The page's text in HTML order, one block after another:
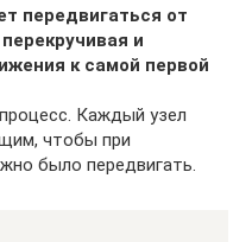
передвигаться от
и
к самой первой
Каждый узел
чтобы при
было передвигать.